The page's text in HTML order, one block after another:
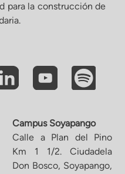
para la construcción de
Campus Soyapango
Calle a Plan del Pino
Km 1 1/2. Ciudadela
Don Bosco, Soyapango,